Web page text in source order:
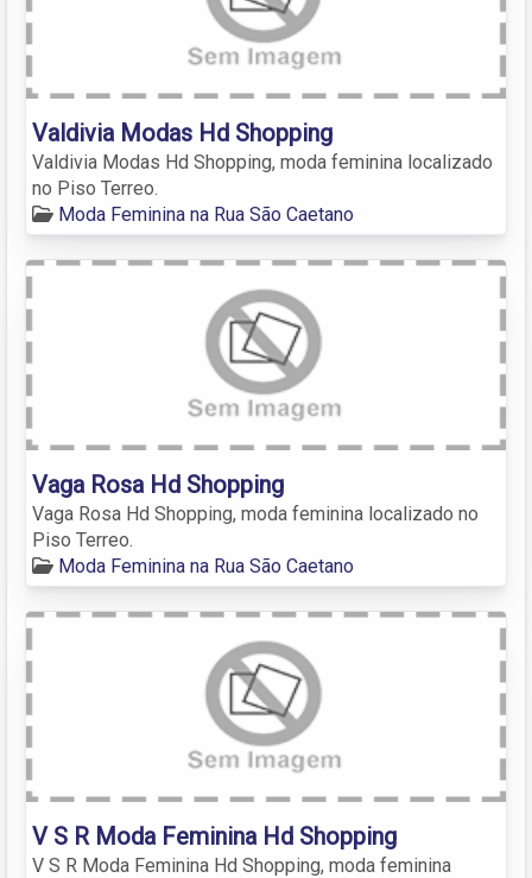
Valdivia Modas Hd Shopping
Valdivia Modas Hd Shopping, moda feminina localizado
no Piso Terreo.
Moda Feminina na Rua São Caetano
Vaga Rosa Hd Shopping
Vaga Rosa Hd Shopping, moda feminina localizado no
Piso Terreo.
Moda Feminina na Rua São Caetano
V S R Moda Feminina Hd Shopping
V S R Moda Feminina Hd Shopping, moda feminina